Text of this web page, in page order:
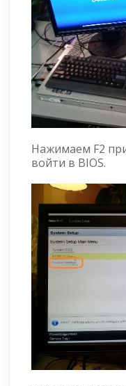
Нажимаем F2
войти в BIOS.